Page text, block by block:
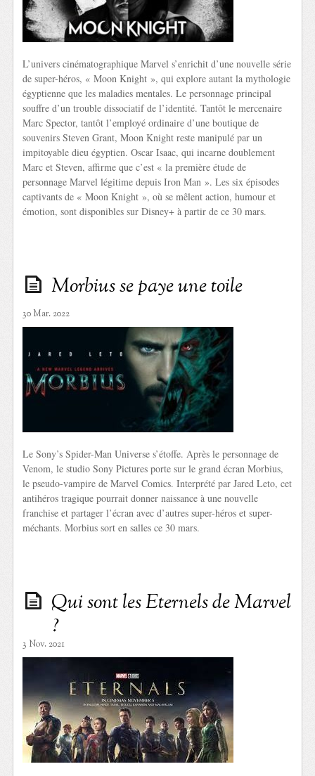
L’univers cinématographique Marvel s’enrichit d’une nouvelle série
de super-héros, « Moon Knight », qui explore autant la mythologie
égyptienne que les maladies mentales. Le personnage principal
souffre d’un trouble dissociatif de l’identité. Tantôt le mercenaire
Marc Spector, tantôt l’employé ordinaire d’une boutique de
souvenirs Steven Grant, Moon Knight reste manipulé par un
impitoyable dieu égyptien. Oscar Isaac, qui incarne doublement
Marc et Steven, affirme que c’est « la première étude de
personnage Marvel légitime depuis Iron Man ». Les six épisodes
captivants de « Moon Knight », où se mêlent action, humour et
émotion, sont disponibles sur Disney+ à partir de ce 30 mars.
Morbius se paye une toile
30 Mar. 2022
Le Sony’s Spider-Man Universe s’étoffe. Après le personnage de
Venom, le studio Sony Pictures porte sur le grand écran Morbius,
le pseudo-vampire de Marvel Comics. Interprété par Jared Leto, cet
antihéros tragique pourrait donner naissance à une nouvelle
franchise et partager l’écran avec d’autres super-héros et super-
méchants. Morbius sort en salles ce 30 mars.
Qui sont les Eternels de Marvel
?
3 Nov. 2021